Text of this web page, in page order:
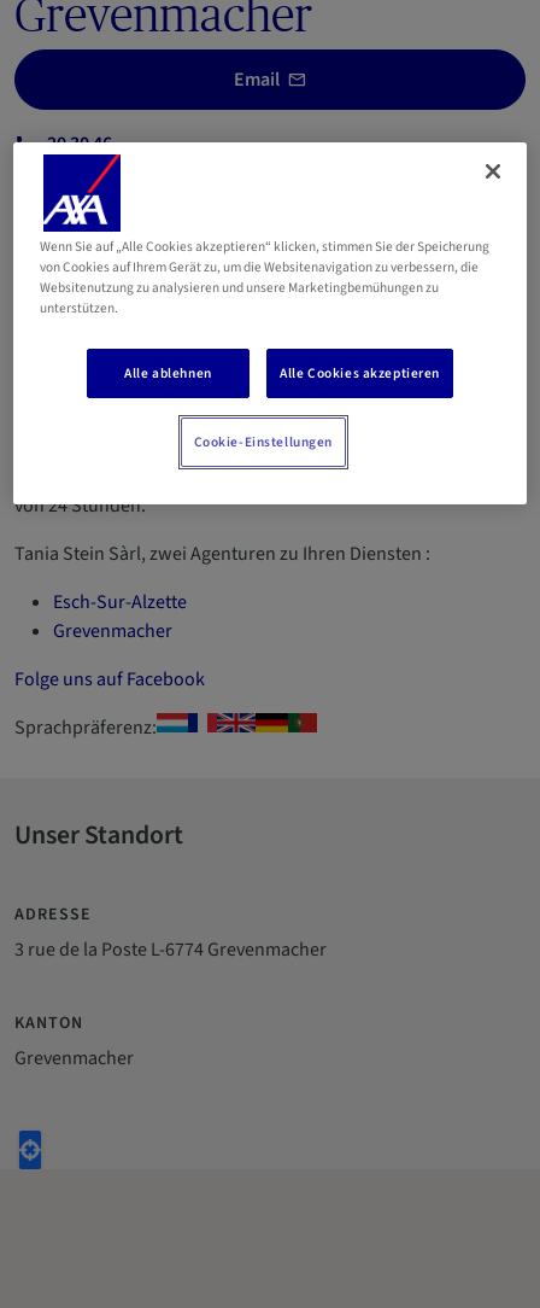
Grevenmacher
Email
20 30 46
661 614 161
Betriebsnummer 2018AC004
"Les filles assurent" (die Mädels versichern) ist ein Team, das
zusammenhält, hilfsbereit und schnell ist! Alle
einfacher wird. Einzel- oder Geschäftskunde, wir bieten Ihnen
alle Versicherungen: Kfz, Wohnen, Haftpflicht, Sparvorsorge
für Kinder, Kranken- und Lebensversicherung, Anlagen,
Darlehensversicherung, Rentenvorsorge, Steuerunterstützung.
Wir helfen Ihnen bei allen Schritten und antworten innerhalb
von 24 Stunden.
Tania Stein Sàrl, zwei Agenturen zu Ihren Diensten :
Esch-Sur-Alzette
Grevenmacher
Folge uns auf Facebook
Sprachpräferenz:
Unser Standort
ADRESSE
3 rue de la Poste L-6774 Grevenmacher
KANTON
Grevenmacher
Wenn Sie auf „Alle Cookies akzeptieren“ klicken, stimmen Sie der Speicherung
von Cookies auf Ihrem Gerät zu, um die Websitenavigation zu verbessern, die
Websitenutzung zu analysieren und unsere Marketingbemühungen zu
unterstützen.
Alle ablehnen Alle Cookies akzeptieren
Cookie-Einstellungen